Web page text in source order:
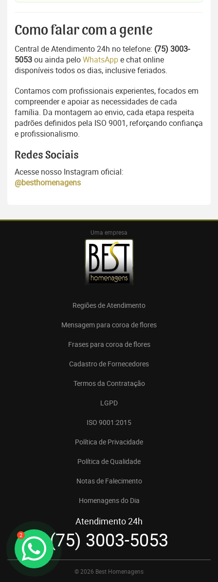
2
Como falar com a gente
Central de Atendimento 24h no telefone: (75) 3003-
5053ou ainda peloWhatsAppe chat online
disponíveis todos os dias, inclusive feriados.
Contamos com profissionais experientes, focados em
compreender e apoiar as necessidades de cada
família. Da montagem ao envio, cada etapa respeita
padrões definidos pela ISO 9001, reforçando confiança
e profissionalismo.
Redes Sociais
Acesse nosso Instagram oficial:
@besthomenagens
Uma empresa
Regiões de Atendimento
Mensagem para coroa de flores
Frases para coroa de flores
Cadastro de Fornecedores
Termos da Contratação
LGPD
ISO 9001:2015
Política de Privacidade
Política de Qualidade
Notas de Falecimento
Homenagens do Dia
Atendimento 24h
(75) 3003-5053
© 2026 Best Homenagens